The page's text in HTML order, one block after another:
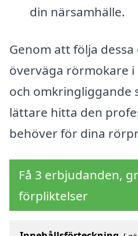
din närsamhälle.
Genom att följa
överväga rörmokare i
och omkringliggande
lättare hitta den
behöver för dina
Få 3 erbjudanden,
förpliktelser